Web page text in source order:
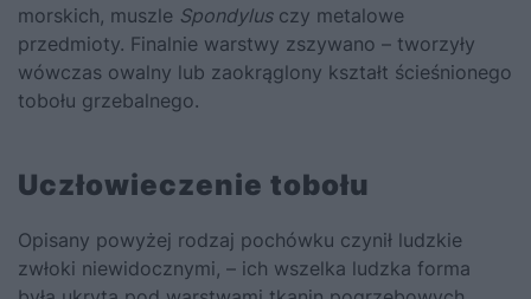
morskich, muszle Spondylusczy metalowe
przedmioty. Finalnie warstwy zszywano – tworzyły
wówczas owalny lub zaokrąglony kształt ścieśnionego
tobołu grzebalnego.
Uczłowieczenie tobołu
Opisany powyżej rodzaj pochówku czynił ludzkie
zwłoki niewidocznymi, – ich wszelka ludzka forma